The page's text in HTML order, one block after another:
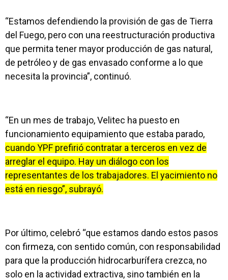
“Estamos defendiendo la provisión de gas de Tierra
del Fuego, pero con una reestructuración productiva
que permita tener mayor producción de gas natural,
de petróleo y de gas envasado conforme a lo que
necesita la provincia”, continuó.
“En un mes de trabajo, Velitec ha puesto en
funcionamiento equipamiento que estaba parado,
cuando YPF prefirió contratar a terceros en vez de
arreglar el equipo. Hay un diálogo con los
representantes de los trabajadores. El yacimiento no
está en riesgo”, subrayó.
Por último, celebró “que estamos dando estos pasos
con firmeza, con sentido común, con responsabilidad
para que la producción hidrocarburífera crezca, no
solo en la actividad extractiva, sino también en la